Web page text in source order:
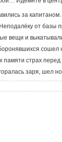
за
от базы
вещи и
сошел
памяти страх
заря, шел